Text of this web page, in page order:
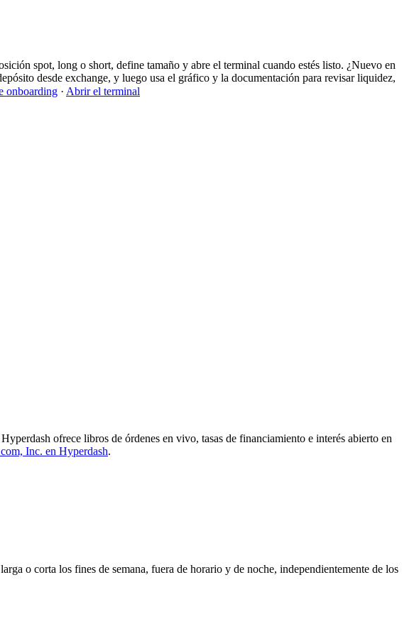
spot, long o short, define tamaño y abre el terminal cuando estés listo. ¿Nuevo en
desde exchange, y luego usa el gráfico y la documentación para revisar liquidez,
onboarding · Abrir el terminal
ofrece libros de órdenes en vivo, tasas de financiamiento e interés abierto en
Inc. en Hyperdash.
o corta los fines de semana, fuera de horario y de noche, independientemente de los